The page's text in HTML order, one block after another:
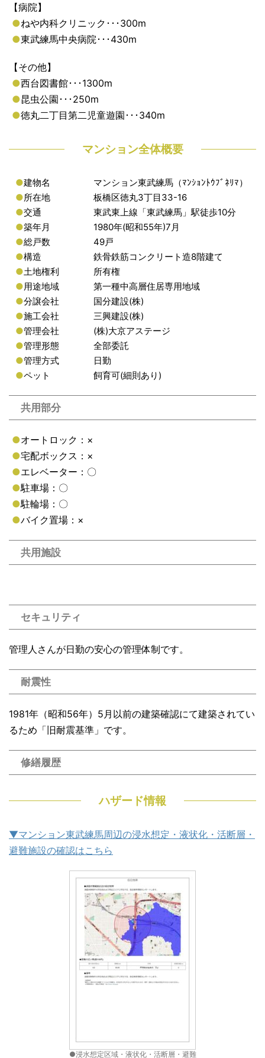
【病院】
●ねや内科クリニック･･･300m
●東武練馬中央病院･･･430m
【その他】
●西台図書館･･･1300m
●昆虫公園･･･250m
●徳丸二丁目第二児童遊園･･･340m
マンション全体概要
●建物名
マンション東武練馬（ﾏﾝｼｮﾝﾄｳﾌﾞﾈﾘﾏ）
●所在地
板橋区徳丸3丁目33-16
●交通
東武東上線「東武練馬」駅徒歩10分
●築年月
1980年(昭和55年)7月
●総戸数
49戸
●構造
鉄骨鉄筋コンクリート造8階建て
●土地権利
所有権
●用途地域
第一種中高層住居専用地域
●分譲会社
国分建設(株)
●施工会社
三興建設(株)
●管理会社
(株)大京アステージ
●管理形態
全部委託
●管理方式
日勤
●ペット 飼育可(細則あり)
共用部分
●オートロック：×
●宅配ボックス：×
●エレベーター：〇
●駐車場：〇
●駐輪場：〇
●バイク置場：×
共用施設
セキュリティ
管理人さんが日勤の安心の管理体制です。
耐震性
1981年（昭和56年）5月以前の建築確認にて建築されてい
るため「旧耐震基準」です。
修繕履歴
ハザード情報
▼マンション東武練馬周辺の浸水想定・液状化・活断層・
避難施設の確認はこちら
●浸水想定区域・液状化・活断層・避難